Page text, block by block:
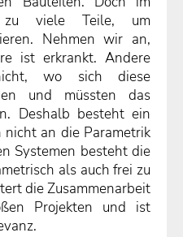
viele Teile, um
Nehmen wir an,
ist erkrankt. Andere
wo sich diese
und müssten das
Deshalb besteht ein
an die Parametrik
Systemen besteht die
als auch frei zu
die Zusammenarbeit
Projekten und ist